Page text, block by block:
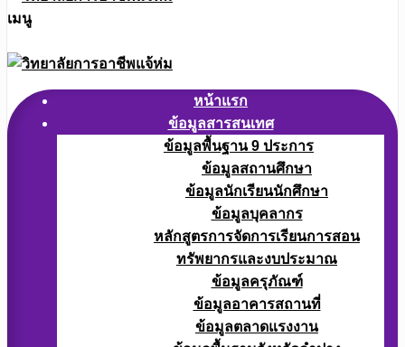
เมนู
หน้าแรก
ข้อมูลสารสนเทศ
ข้อมูลพื้นฐาน 9 ประการ
ข้อมูลสถานศึกษา
ข้อมูลนักเรียนนักศึกษา
ข้อมูลบุคลากร
หลักสูตรการจัดการเรียนการสอน
ทรัพยากรและงบประมาณ
ข้อมูลครุภัณฑ์
ข้อมูลอาคารสถานที่
ข้อมูลตลาดแรงงาน